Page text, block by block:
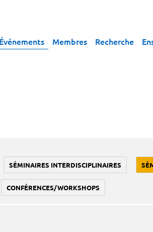
Événements Membres Recherche
SÉMINAIRES INTERDISCIPLINAIRES
CONFÉRENCES/WORKSHOPS